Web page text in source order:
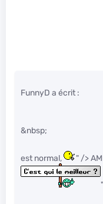
FunnyD a écrit :
&nbsp;
est normal, " />